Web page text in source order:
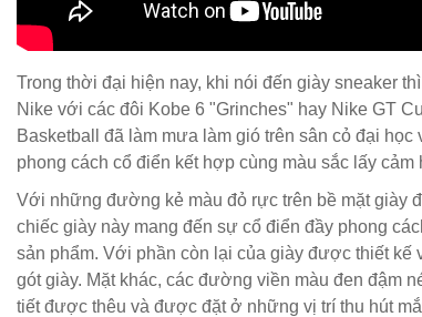
Trong thời đại hiện nay, khi nói đến giày sneaker
Nike với các đôi Kobe 6 "Grinches" hay Nike GT
Basketball đã làm mưa làm gió trên sân cỏ đại
phong cách cổ điển kết hợp cùng màu sắc lấy
Với những đường kẻ màu đỏ rực trên bề mặt giày
chiếc giày này mang đến sự cổ điển đầy phong
sản phẩm. Với phần còn lại của giày được thiết kế
gót giày. Mặt khác, các đường viền màu đen đậm
tiết được thêu và được đặt ở những vị trí thu hút